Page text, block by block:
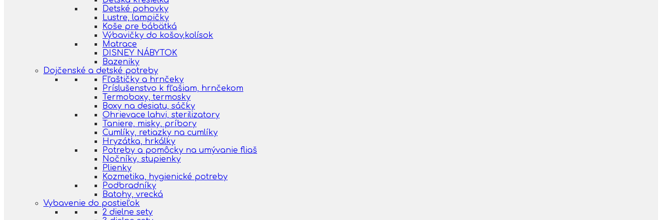
Detské pohovky
Lustre, lampičky
Koše pre bábätká
Výbavičky do košov,kolísok
Matrace
DISNEY NÁBYTOK
Bazeniky
Dojčenské a detské potreby
Fľaštičky a hrnčeky
Príslušenstvo k fľašiam, hrnčekom
Termoboxy, termosky
Boxy na desiatu, sáčky
Ohrievace lahvi, sterilizatory
Taniere, misky, príbory
Cumlíky, retiazky na cumlíky
Hryzátka, hrkálky
Potreby a pomôcky na umývanie fliaš
Nočníky, stupienky
Plienky
Kozmetika, hygienické potreby
Podbradníky
Batohy, vrecká
Vybavenie do postieľok
2 dielne sety